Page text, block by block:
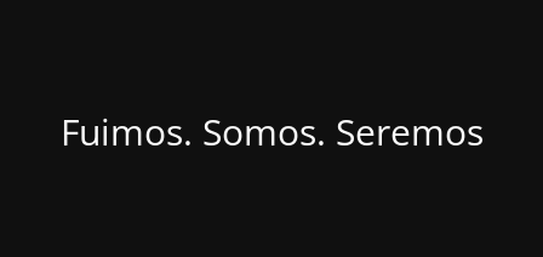
Fuimos. Somos. Seremos